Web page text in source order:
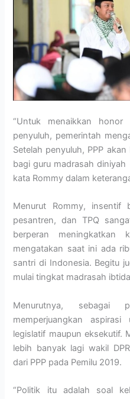
“Untuk menaikkan
penyuluh, pemerintah
Setelah penyuluh, PPP
bagi guru madrasah diniyah
kata Rommy dalam
Menurut Rommy, insentif
pesantren, dan TPQ
berperan meningkatkan
mengatakan saat ini ada
santri di Indonesia. Begitu
mulai tingkat madrasah
Menurutnya,
memperjuangkan
legislatif maupun eksekutif.
lebih banyak lagi wakil
dari PPP pada Pemilu 2019.
“Politik itu adalah soal